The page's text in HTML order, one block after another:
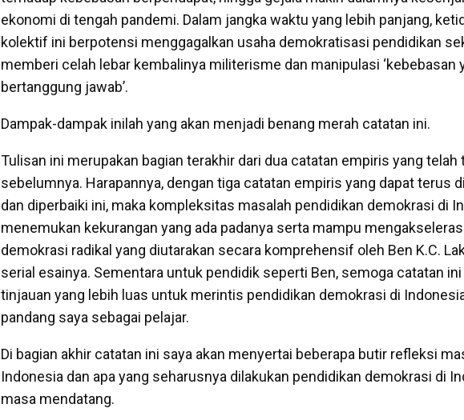
ekonomi di tengah pandemi. Dalam jangka waktu yang lebih panjang,
kolektif ini berpotensi menggagalkan usaha demokratisasi pendidikan
memberi celah lebar kembalinya militerisme dan manipulasi ‘kebebasan
bertanggung jawab’.
Dampak-dampak inilah yang akan menjadi benang merah catatan ini.
Tulisan ini merupakan bagian terakhir dari dua catatan empiris yang telah
sebelumnya. Harapannya, dengan tiga catatan empiris yang dapat terus
dan diperbaiki ini, maka kompleksitas masalah pendidikan demokrasi di
menemukan kekurangan yang ada padanya serta mampu
demokrasi radikal yang diutarakan secara komprehensif oleh Ben K.C.
serial esainya. Sementara untuk pendidik seperti Ben, semoga catatan
tinjauan yang lebih luas untuk merintis pendidikan demokrasi di
pandang saya sebagai pelajar.
Di bagian akhir catatan ini saya akan menyertai beberapa butir refleksi
Indonesia dan apa yang seharusnya dilakukan pendidikan demokrasi di
masa mendatang.